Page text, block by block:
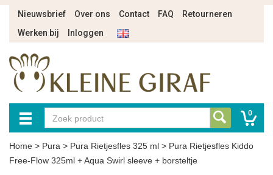
Nieuwsbrief Over ons Contact FAQ
Retourneren
Werken bij
Inloggen
0
Home > Pura > Pura Rietjesfles 325 ml > Pura Rietjesfles Kiddo
Free-Flow 325ml + Aqua Swirl sleeve + borsteltje